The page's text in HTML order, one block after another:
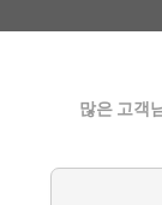
많은 고객